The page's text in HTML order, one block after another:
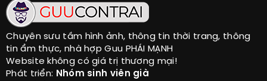
Chuyên sưu tầm hình ảnh, thông tin thời trang, thông
tin ẩm thực, nhà hợp Guu PHÁI MẠNH
Website không có giá trị thương mại!
Phát triển: Nhóm sinh viên già